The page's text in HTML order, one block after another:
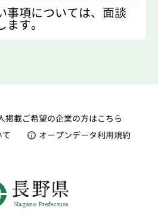
事項については、面談
す。
掲載ご希望の企業の方はこちら
オープンデータ利用規約